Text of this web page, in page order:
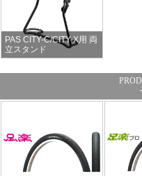
PAS CITY-C/CITY-X用 両
立スタンド